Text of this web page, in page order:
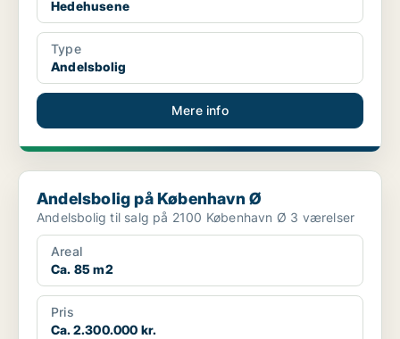
Hedehusene
Type
Andelsbolig
Mere info
Andelsbolig på København Ø
Andelsbolig på København Ø
Andelsbolig til salg på 2100 København Ø 3 værelser
Areal
Ca. 85 m2
Pris
Ca. 2.300.000 kr.